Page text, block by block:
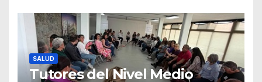
SALUD
Tutores del Nivel Medio